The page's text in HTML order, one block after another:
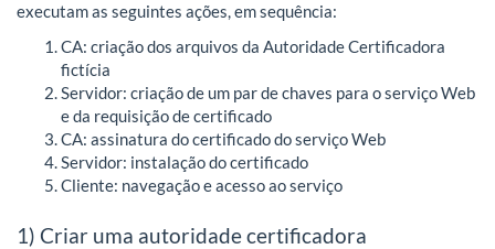
executam as seguintes ações, em sequência:
CA: criação dos arquivos da Autoridade Certificadora
fictícia
Servidor: criação de um par de chaves para o serviço Web
e da requisição de certificado
CA: assinatura do certificado do serviço Web
Servidor: instalação do certificado
Cliente: navegação e acesso ao serviço
1) Criar uma autoridade certificadora